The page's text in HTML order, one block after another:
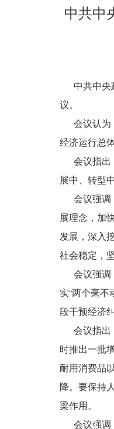
中共中
中共中央
议。
会议认为
经济运行总
会议指出
展中、转型
会议强调
展理念，加
发展，深入
社会稳定，
会议强调
实“两个毫
段干预经济
会议指出
时推出一批
耐用消费品
降。要保持
梁作用。
会议强调